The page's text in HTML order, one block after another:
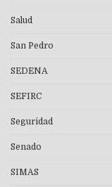
Salud
San Pedro
SEDENA
SEFIRC
Seguridad
Senado
SIMAS